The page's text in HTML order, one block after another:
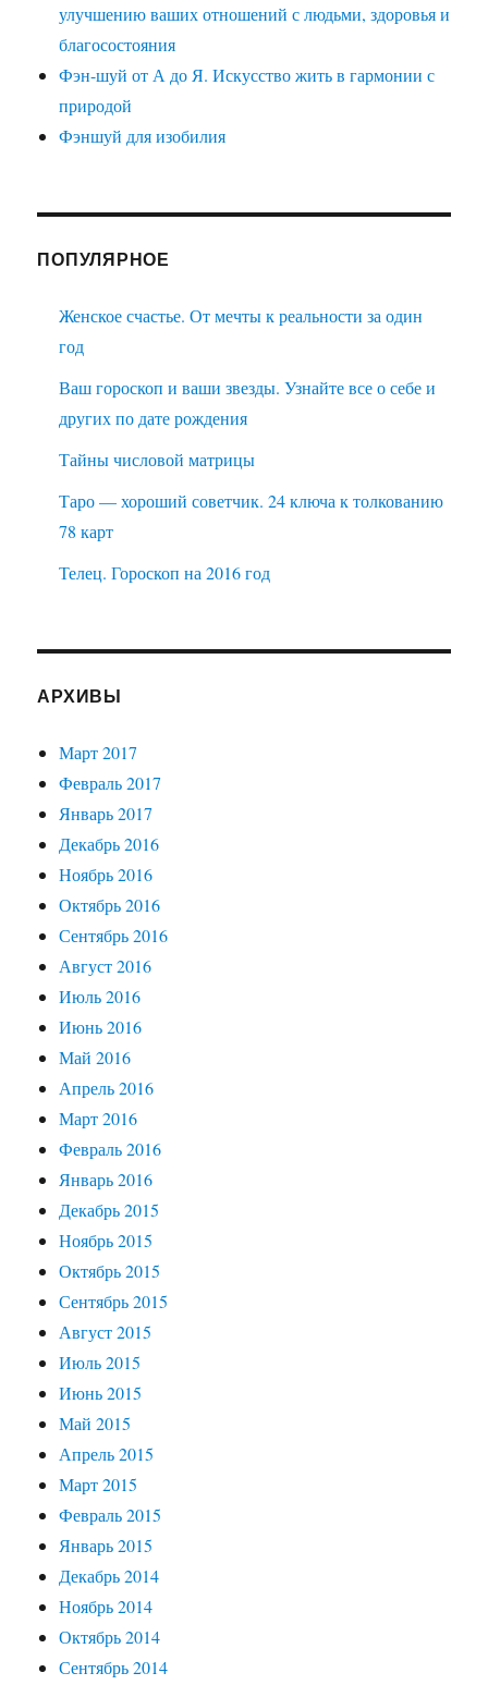
улучшению ваших отношений с людьми, здоровья и
благосостояния
Фэн-шуй от А до Я. Искусство жить в гармонии с
природой
Фэншуй для изобилия
ПОПУЛЯРНОЕ
Женское счастье. От мечты к реальности за один
год
Ваш гороскоп и ваши звезды. Узнайте все о себе и
других по дате рождения
Тайны числовой матрицы
Таро — хороший советчик. 24 ключа к толкованию
78 карт
Телец. Гороскоп на 2016 год
АРХИВЫ
Март 2017
Февраль 2017
Январь 2017
Декабрь 2016
Ноябрь 2016
Октябрь 2016
Сентябрь 2016
Август 2016
Июль 2016
Июнь 2016
Май 2016
Апрель 2016
Март 2016
Февраль 2016
Январь 2016
Декабрь 2015
Ноябрь 2015
Октябрь 2015
Сентябрь 2015
Август 2015
Июль 2015
Июнь 2015
Май 2015
Апрель 2015
Март 2015
Февраль 2015
Январь 2015
Декабрь 2014
Ноябрь 2014
Октябрь 2014
Сентябрь 2014